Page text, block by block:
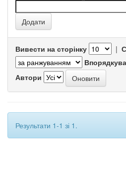
Вивести на сторінку |
Автори
Результати 1-1 зі 1.